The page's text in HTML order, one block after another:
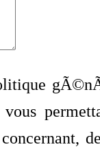
vous